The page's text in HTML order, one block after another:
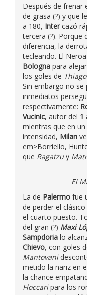
Después de frenar
de grasa (?) y que
a 180, Intercazó
tercera (?). Porque
diferencia, la
tecleando. El
Bologna para
los goles de
Sin embargo no se
inmediatos
respectivamente:
Vucinic, autor del 1
mientras que en
intensidad, Milan
em>Borriello,
que Ragatzu y
El
La de Palermo fue
de perder el
el cuarto puesto.
del gran (?) Maxi
Sampdoria lo
Chievo, con goles
Mantovani
metido la nariz en
la chance
Floccaripara los